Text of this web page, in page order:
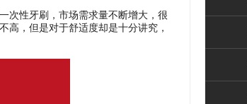
性牙刷，市场需求量不断增大，很
高，但是对于舒适度却是十分讲究，